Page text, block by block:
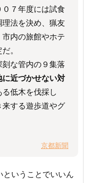
７年度には試食
法を決め、猟友
内の旅館やホテ
。
な管内の９集落
近づかせない対
低木を伐採し
来する遊歩道やグ
京都新聞
ということでいいん